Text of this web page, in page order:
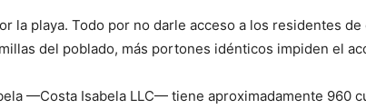
la playa. Todo por no darle acceso a los residentes
del poblado, más portones idénticos impiden el
—Costa Isabela LLC— tiene aproximadamente